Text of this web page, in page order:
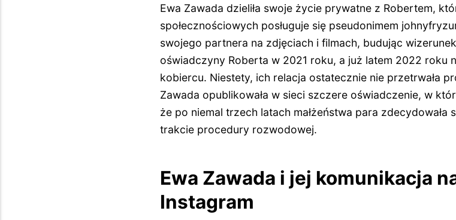
Ewa Zawada dzieliła swoje życie prywatne z Robertem,
społecznościowych posługuje się pseudonimem
swojego partnera na zdjęciach i filmach, budując
oświadczyny Roberta w 2021 roku, a już latem 2022 roku
kobiercu. Niestety, ich relacja ostatecznie nie przetrwała
Zawada opublikowała w sieci szczere oświadczenie, w
że po niemal trzech latach małżeństwa para zdecydowała
trakcie procedury rozwodowej.
Ewa Zawada i jej komunikacja
Instagram